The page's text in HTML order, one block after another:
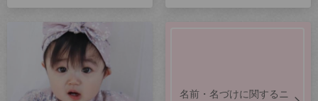
名前・名づけに関するニ